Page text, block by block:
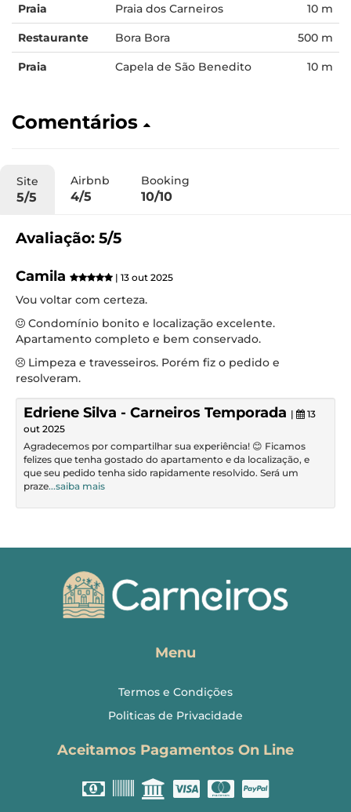
Praia Praia dos Carneiros 10 m
Restaurante Bora Bora 500 m
Praia Capela de São Benedito 10 m
Comentários
Site
5/5
Airbnb
4/5
Booking
10/10
Avaliação: 5/5
Camila | 13 out 2025
Vou voltar com certeza.
Condomínio bonito e localização excelente.
Apartamento completo e bem conservado.
Limpeza e travesseiros. Porém fiz o pedido e
resolveram.
Edriene Silva - Carneiros Temporada |
13
out 2025
Agradecemos por compartilhar sua experiência! 😊 Ficamos
felizes que tenha gostado do apartamento e da localização, e
que seu pedido tenha sido rapidamente resolvido. Será um
praze...saiba mais
Menu
Termos e Condições
Politicas de Privacidade
Aceitamos Pagamentos On Line